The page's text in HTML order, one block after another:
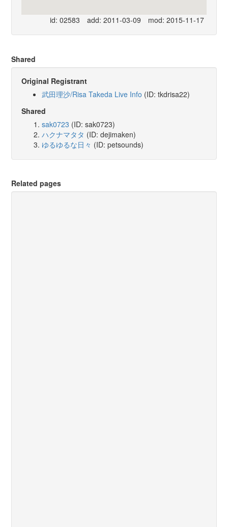
id: 02583 add: 2011-03-09 mod: 2015-11-17
Shared
Original Registrant
武田理沙/Risa Takeda Live Info (ID: tkdrisa22)
Shared
sak0723 (ID: sak0723)
ハクナマタタ (ID: dejimaken)
ゆるゆるな日々 (ID: petsounds)
Related pages